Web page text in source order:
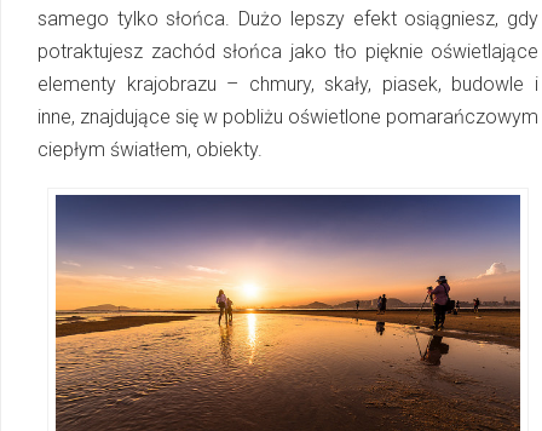
samego tylko słońca. Dużo lepszy efekt osiągniesz, gdy
potraktujesz zachód słońca jako tło pięknie oświetlające
elementy krajobrazu – chmury, skały, piasek, budowle i
inne, znajdujące się w pobliżu oświetlone pomarańczowym
ciepłym światłem, obiekty.